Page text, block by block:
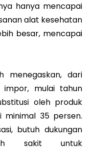
hanya mencapai
alat kesehatan
besar, mencapai
menegaskan, dari
mulai tahun
oleh produk
35 persen.
butuh dukungan
sakit untuk